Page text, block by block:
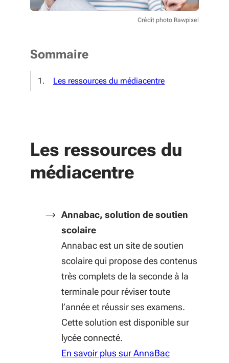
Crédit photo Rawpixel
Sommaire
Les ressources du médiacentre
Les ressources du
médiacentre
Annabac, solution de soutien
scolaire
Annabac est un site de soutien
scolaire qui propose des contenus
très complets de la seconde à la
terminale pour réviser toute
l’année et réussir ses examens.
Cette solution est disponible sur
lycée connecté.
En savoir plus sur AnnaBac